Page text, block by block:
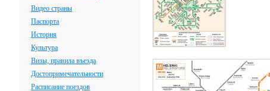
Видео страны
Паспорта
История
Культура
Визы, правила въезда
Достопримечательности
Расписание поездов